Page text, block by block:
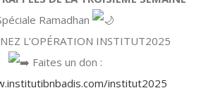
Ramadhan
L’OPÉRATION INSTITUT2025
Faites un don :
institut2025